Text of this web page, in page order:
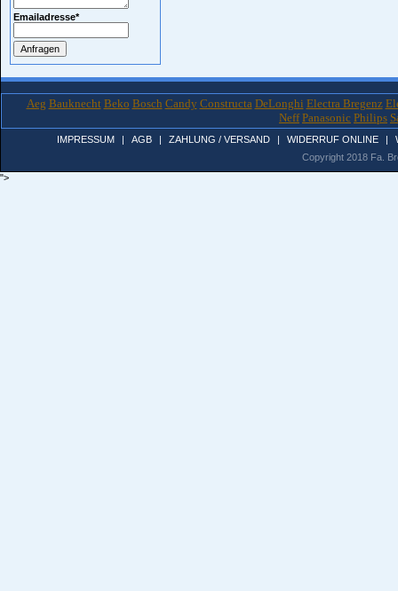
Emailadresse*
Aeg Bauknecht Beko Bosch Candy Constructa DeLonghi Electra Bregenz
Neff Panasonic Philips
IMPRESSUM | AGB | ZAHLUNG / VERSAND | WIDERRUF ONLINE |
Copyright 2018 Fa.
">